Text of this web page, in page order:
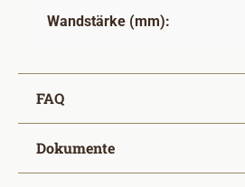
Wandstärke (mm):
FAQ
Dokumente